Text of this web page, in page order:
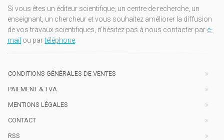
Si vous êtes un éditeur scientifique, un centre de recherche, un
enseignant, un chercheur et vous souhaitez améliorer la diffusion
de vos travaux scientifiques, n'hésitez pas à nous contacter par e-
mail ou partéléphone
CONDITIONS GÉNÉRALES DE VENTES
PAIEMENT & TVA
MENTIONS LÉGALES
CONTACT
RSS